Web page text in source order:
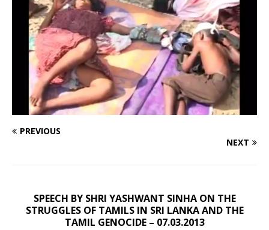
PREVIOUS
NEXT
SPEECH BY SHRI YASHWANT SINHA ON THE
STRUGGLES OF TAMILS IN SRI LANKA AND THE
TAMIL GENOCIDE – 07.03.2013